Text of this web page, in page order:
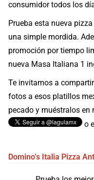
consumidor todos los
Prueba esta nueva
una simple mordida.
promoción por tiempo
nueva Masa Italiana 1
Te invitamos a
fotos a esos platillos
pecado y muéstralos en
o
Domino’s Italia Pizza